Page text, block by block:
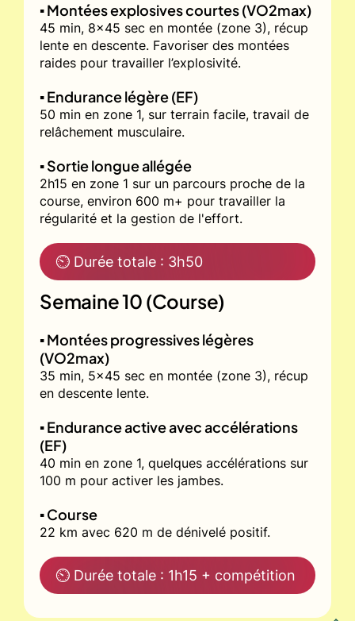
▪️ Montées explosives courtes (VO2max)
45 min, 8x45 sec en montée (zone 3), récup
lente en descente. Favoriser des montées
raides pour travailler l’explosivité.
▪️ Endurance légère (EF)
50 min en zone 1, sur terrain facile, travail de
relâchement musculaire.
▪️ Sortie longue allégée
2h15 en zone 1 sur un parcours proche de la
course, environ 600 m+ pour travailler la
régularité et la gestion de l'effort.
⏲ Durée totale : 3h50
Semaine 10 (Course)
▪️ Montées progressives légères
(VO2max)
35 min, 5x45 sec en montée (zone 3), récup
en descente lente.
▪️ Endurance active avec accélérations
(EF)
40 min en zone 1, quelques accélérations sur
100 m pour activer les jambes.
▪️ Course
22 km avec 620 m de dénivelé positif.
⏲ Durée totale : 1h15 + compétition